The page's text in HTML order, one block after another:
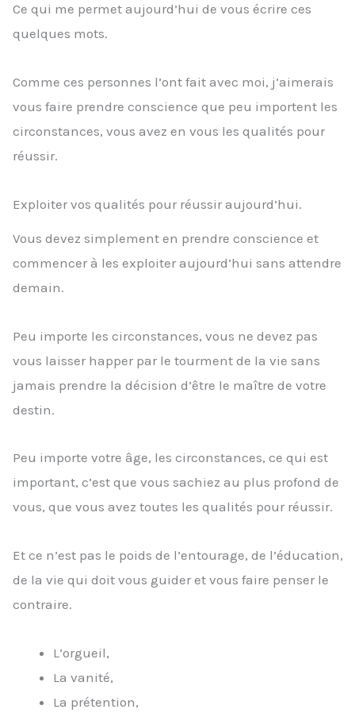
Ce qui me permet aujourd’hui de vous écrire ces
quelques mots.
Comme ces personnes l’ont fait avec moi, j’aimerais
vous faire prendre conscience que peu importent les
circonstances, vous avez en vous les qualités pour
réussir.
Exploiter vos qualités pour réussir aujourd’hui.
Vous devez simplement en prendre conscience et
commencer à les exploiter aujourd’hui sans attendre
demain.
Peu importe les circonstances, vous ne devez pas
vous laisser happer par le tourment de la vie sans
jamais prendre la décision d’être le maître de votre
destin.
Peu importe votre âge, les circonstances, ce qui est
important, c’est que vous sachiez au plus profond de
vous, que vous avez toutes les qualités pour réussir.
Et ce n’est pas le poids de l’entourage, de l’éducation,
de la vie qui doit vous guider et vous faire penser le
contraire.
L’orgueil,
La vanité,
La prétention,